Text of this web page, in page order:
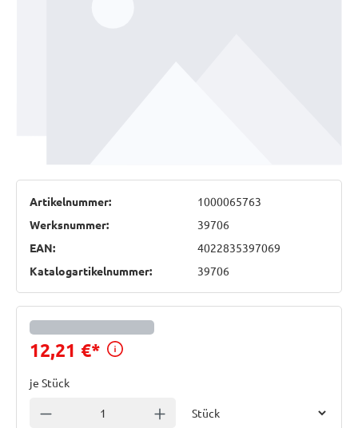
Artikelnummer:
1000065763
Werksnummer:
39706
EAN:
4022835397069
Katalogartikelnummer:
39706
12,21 €* Preisinformationen anzeigen
je Stück
Anzahl verringern Anzahl erhöhen